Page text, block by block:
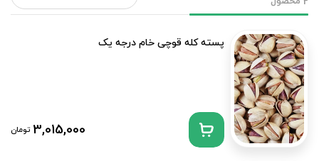
پسته کله قوچی خام درجه یک
3,015,000 تومان